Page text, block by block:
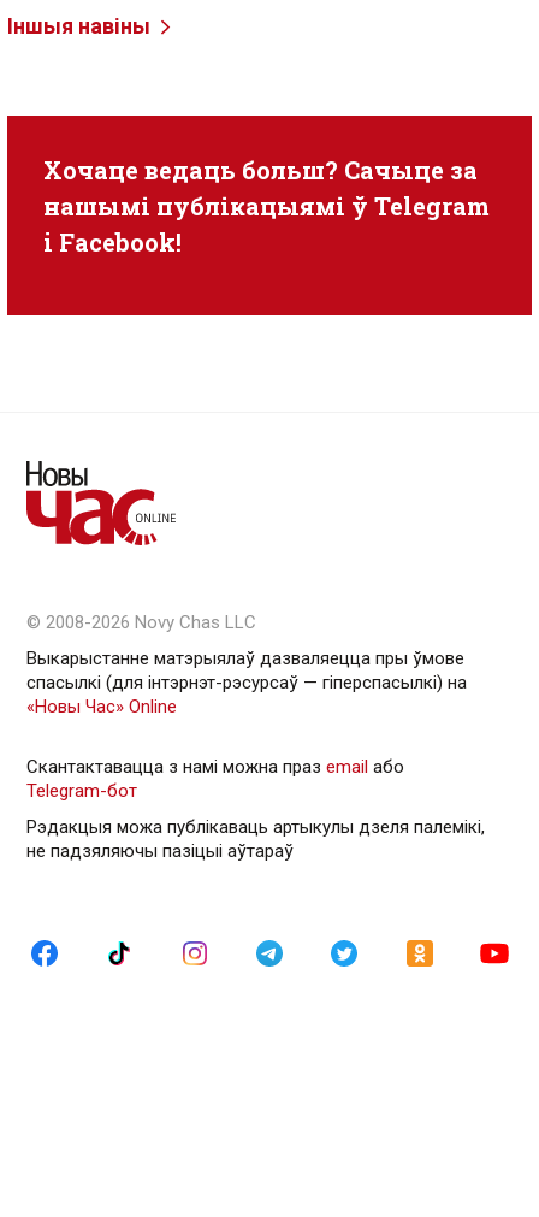
Іншыя навіны
Хочаце ведаць больш? Сачыце за
нашымі публікацыямі ў Telegram
i Facebook!
© 2008-2026 Novy Chas LLC
Выкарыстанне матэрыялаў дазваляецца пры ўмове
спасылкі (для інтэрнэт-рэсурсаў — гiперспасылкi) на
«Новы Час» Online
Скантактавацца з намі можна праз email або
Telegram-бот
Рэдакцыя можа публікаваць артыкулы дзеля палемікі,
не падзяляючы пазіцыі аўтараў